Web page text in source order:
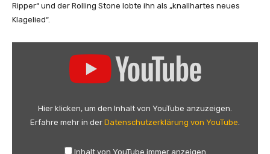
Ripper“ und der Rolling Stone lobte ihn als „knallhartes neues
Klagelied“.
Hier klicken, um den Inhalt von YouTube anzuzeigen.
Erfahre mehr in der Datenschutzerklärung von YouTube
Inhalt von YouTube immer anzeigen